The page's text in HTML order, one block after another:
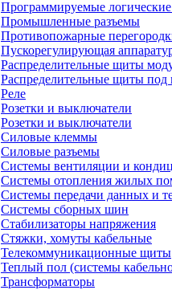
Программируемые
Промышленные разъемы
Противопожарные
Пускорегулирующая
Распределительные щиты
Распределительные щиты
Реле
Розетки и выключатели
Розетки и выключатели
Силовые клеммы
Силовые разъемы
Системы вентиляции и
Системы отопления жилых
Системы передачи данных и
Системы сборных шин
Стабилизаторы напряжения
Стяжки, хомуты кабельные
Телекоммуникационные щиты
Теплый пол (системы
Трансформаторы